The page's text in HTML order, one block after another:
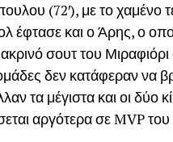
(72′), με το χαμένο
έφτασε και ο Άρης, ο
σουτ του
δεν κατάφεραν να
τα μέγιστα και οι δύο
αργότερα σε MVP του